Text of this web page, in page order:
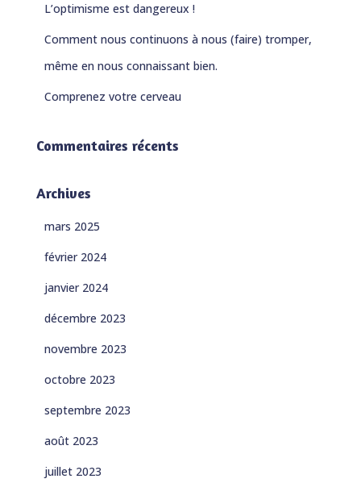
L’optimisme est dangereux !
Comment nous continuons à nous (faire) tromper,
même en nous connaissant bien.
Comprenez votre cerveau
Commentaires récents
Archives
mars 2025
février 2024
janvier 2024
décembre 2023
novembre 2023
octobre 2023
septembre 2023
août 2023
juillet 2023